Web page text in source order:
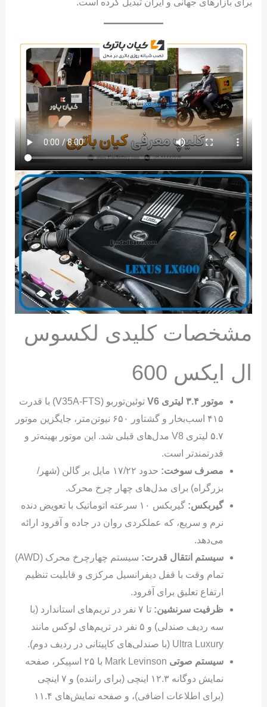
برای بازارهای جهانی و ایران تبدیل کرده است.
مشخصات کلیدی لکسوس
ال ایکس 600
موتور ۳.۴ لیتری V6
توئین‌توربو (V35A-FTS) با قدرت
۴۱۵ اسب‌بخار و گشتاور ۶۵۰ نیوتن‌متر، جایگزین موتور
۵.۷ لیتری V8 مدل‌های قبلی شد. این موتور بهینه‌تر و
قدرتمندتر است.
مصرف سوخت:
حدود ۱۷/۲۲ مایل بر گالن (شهر/
بزرگراه) برای مدل‌های چهار چرخ محرک.
گیربکس:
گیربکس ۱۰ سرعته اتوماتیک با تعویض دنده
نرم و سریع، که عملکردی روان در جاده و آفرود ارائه
می‌دهد.
سیستم انتقال قدرت:
سیستم چهارچرخ محرک (AWD)
تمام وقت با قفل دیفرانسیل مرکزی و قابلیت تنظیم
ارتفاع تعلیق برای آفرود.
ظرفیت سرنشین:
تا ۷ نفر در تریم‌های استاندارد (با
سه ردیف صندلی) و ۵ نفر در تریم‌های لوکس مانند
Ultra Luxury (با صندلی‌های کاپیتانی در ردیف دوم).
سیستم صوتی
Mark Levinson با ۲۵ اسپیکر، صفحه
نمایش دوگانه ۱۲.۳ اینچی (برای راننده) و ۷ اینچی
(برای اطلاعات اضافی)، و صفحه نمایش‌های ۱۱.۴